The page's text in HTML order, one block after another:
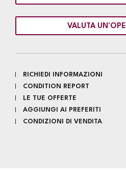
VALUTA
RICHIEDI INFORMAZIONI
CONDITION REPORT
LE TUE OFFERTE
AGGIUNGI AI PREFERITI
CONDIZIONI DI VENDITA